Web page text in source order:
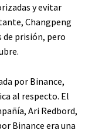
y evitar
Changpeng
de prisión, pero
por Binance,
al respecto. El
Ari Redbord,
Binance era una